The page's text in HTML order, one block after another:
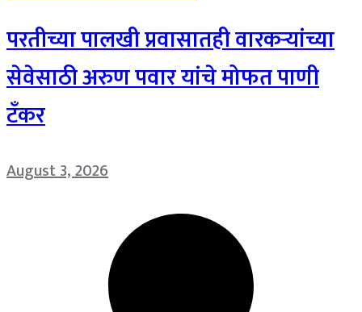
परतीच्या पालखी प्रवासातही वारकऱ्यांच्या
सेवेसाठी अरुण पवार यांचे मोफत पाणी
टँकर
August 3, 2026